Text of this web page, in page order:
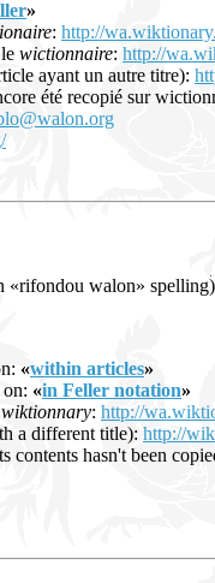
»
: http://
wictionnaire: http://
ayant un autre titre):
été recopié sur
«rifondou walon»
«within articles»
«in Feller notation»
wiktionnary: http://
a different title): http://
contents hasn't been